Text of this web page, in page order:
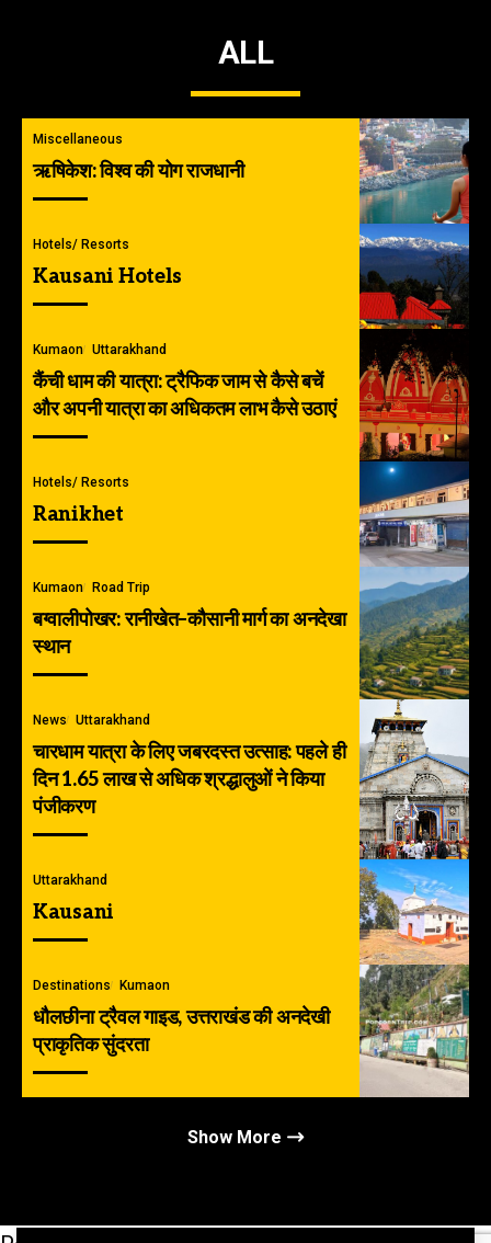
ALL
Miscellaneous
ऋषिकेश: विश्व की योग राजधानी
Hotels/ Resorts
Kausani Hotels
Kumaon Uttarakhand
कैंची धाम की यात्रा: ट्रैफिक जाम से कैसे बचें
और अपनी यात्रा का अधिकतम लाभ कैसे उठाएं
Hotels/ Resorts
Ranikhet
Kumaon Road Trip
बग्वालीपोखर: रानीखेत–कौसानी मार्ग का अनदेखा
स्थान
News Uttarakhand
चारधाम यात्रा के लिए जबरदस्त उत्साह: पहले ही
दिन 1.65 लाख से अधिक श्रद्धालुओं ने किया
पंजीकरण
Uttarakhand
Kausani
Destinations Kumaon
धौलछीना ट्रैवल गाइड, उत्तराखंड की अनदेखी
प्राकृतिक सुंदरता
Show More